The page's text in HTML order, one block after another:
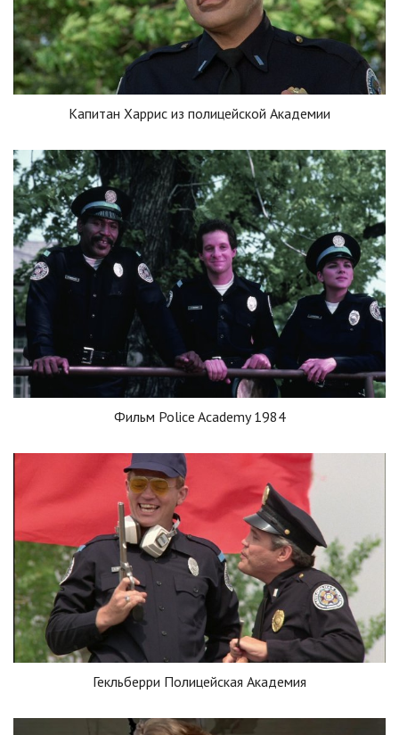
Капитан Харрис из полицейской Академии
Фильм Police Academy 1984
Гекльберри Полицейская Академия